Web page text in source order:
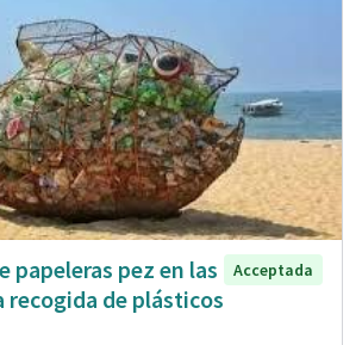
papeleras pez en las
recogida de plásticos
Acceptada